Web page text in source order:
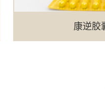
康逆胶